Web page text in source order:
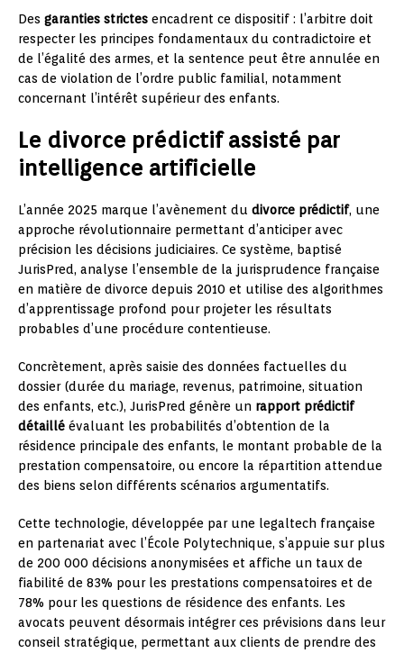
Des garanties strictes encadrent ce dispositif : l’arbitre doit
respecter les principes fondamentaux du contradictoire et
de l’égalité des armes, et la sentence peut être annulée en
cas de violation de l’ordre public familial, notamment
concernant l’intérêt supérieur des enfants.
Le divorce prédictif assisté par
intelligence artificielle
L’année 2025 marque l’avènement du divorce prédictif, une
approche révolutionnaire permettant d’anticiper avec
précision les décisions judiciaires. Ce système, baptisé
JurisPred, analyse l’ensemble de la jurisprudence française
en matière de divorce depuis 2010 et utilise des algorithmes
d’apprentissage profond pour projeter les résultats
probables d’une procédure contentieuse.
Concrètement, après saisie des données factuelles du
dossier (durée du mariage, revenus, patrimoine, situation
des enfants, etc.), JurisPred génère un rapport prédictif
détaillé évaluant les probabilités d’obtention de la
résidence principale des enfants, le montant probable de la
prestation compensatoire, ou encore la répartition attendue
des biens selon différents scénarios argumentatifs.
Cette technologie, développée par une legaltech française
en partenariat avec l’École Polytechnique, s’appuie sur plus
de 200 000 décisions anonymisées et affiche un taux de
fiabilité de 83% pour les prestations compensatoires et de
78% pour les questions de résidence des enfants. Les
avocats peuvent désormais intégrer ces prévisions dans leur
conseil stratégique, permettant aux clients de prendre des